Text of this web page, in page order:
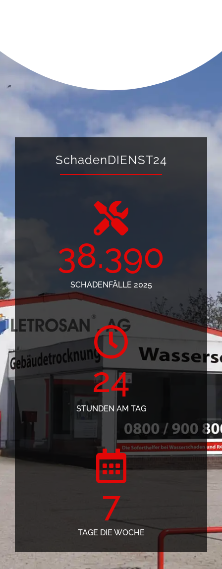
SchadenDIENST24
38.390
SCHADENFÄLLE 2025
24
STUNDEN AM TAG
7
TAGE DIE WOCHE